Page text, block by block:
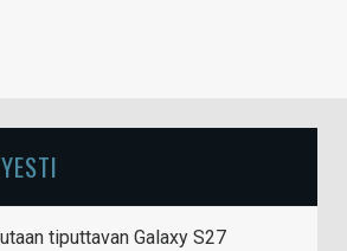
tiputtavan Galaxy S27